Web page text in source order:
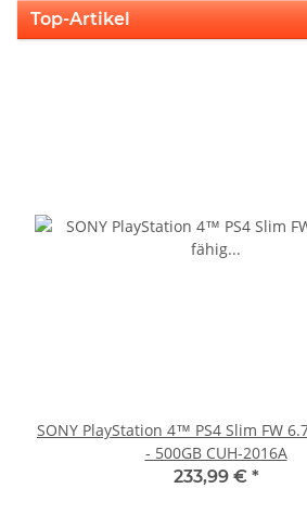
Top-Artikel
SONY PlayStation 4™ PS4 Slim FW
- 500GB CUH-2016A
233,99 € *